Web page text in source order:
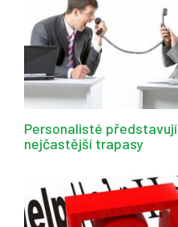
Personalisté představují
nejčastější trapasy